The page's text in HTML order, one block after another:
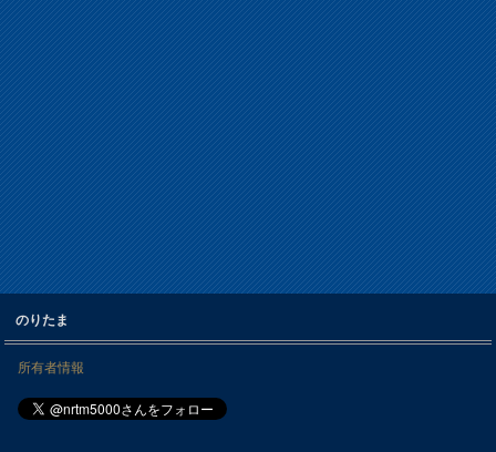
のりたま
所有者情報